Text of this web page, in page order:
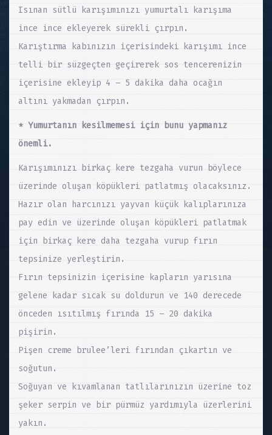
Isınan sütlü karışımınızı yumurtalı karışıma
ince ince ekleyerek sürekli çırpın.
Karıştırma kabınızın içerisindeki karışımı ince
telli bir süzgeçten geçirerek sos tencerenizin
içerisine ekleyip 4 – 5 dakika daha ocağın
altını yakmadan çırpın.
* Yumurtanın kesilmemesi için bunu yapmanız
önemli.
Karışımınızı birkaç kere tezgaha vurun böylece
üzerinde oluşan köpükleri patlatmış olacaksınız.
Hazır olan harcınızı yayvan küçük kalıplarınıza
pay edin ve üzerinde oluşan köpükleri patlatmak
için birkaç kere daha tezgaha vurup fırın
tepsinize yerleştirin.
Fırın tepsinizin içerisine kapların yarısına
gelene kadar sıcak su doldurun ve 140 derecede
önceden ısıtılmış fırında 15 – 20 dakika
pişirin.
Pişen creme brulee’leri fırından çıkartın ve
soğutun.
Soğuyan ve kıvamlanan tatlılarınızın üzerine toz
şeker serpin ve bir pürmüz yardımıyla üzerlerini
yakın.